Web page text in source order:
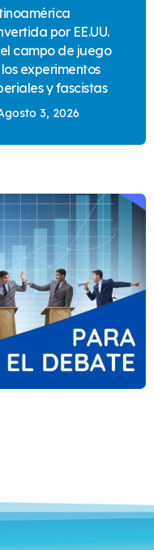
por EE.UU.
campo de juego
experimentos
y fascistas
3, 2026